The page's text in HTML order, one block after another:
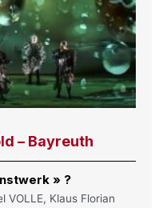
– Bayreuth
» ?
VOLLE, Klaus Florian